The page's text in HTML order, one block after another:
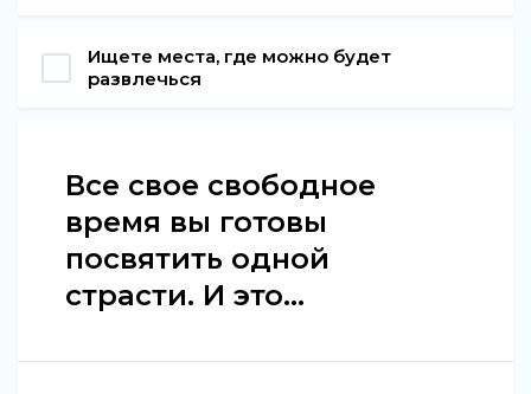
Ищете места, где можно будет
развлечься
Все свое свободное
время вы готовы
посвятить одной
страсти. И это...